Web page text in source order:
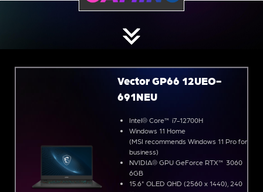
Vector GP66 12UEO-
691NEU
Intel® Core™ i7-12700H
Windows 11 Home
(MSI recommends Windows 11 Pro for
business)
NVIDIA® GPU GeForce RTX™ 3060
6GB
15.6" OLED QHD (2560 x 1440), 240